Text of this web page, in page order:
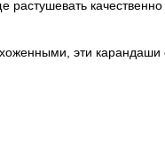
качественно
эти